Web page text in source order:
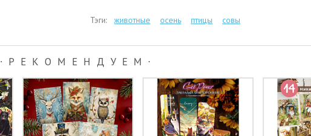
Тэги: животные осень птицы совы
∙РЕКОМЕНДУЕМ∙